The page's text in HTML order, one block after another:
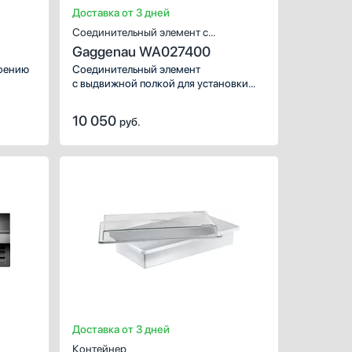
Доставка от 3 дней
Соединительный элемент с
выдвижной полкой
Gaggenau WA027400
Соединительный элемент
с выдвижной полкой для установки
10 050 руб.
2
Предназначение:
для холодильников
нержавеющая сталь
Доставка от 3 дней
Контейнер